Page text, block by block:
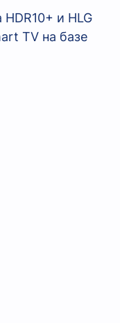
и HLG
TV на базе